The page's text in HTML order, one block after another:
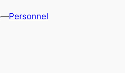
—Personnel